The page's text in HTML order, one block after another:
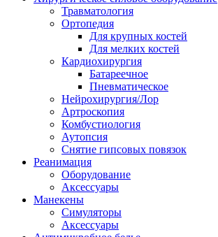
Травматология
Ортопедия
Для крупных костей
Для мелких костей
Кардиохирургия
Батареечное
Пневматическое
Нейрохирургия/Лор
Артроскопия
Комбустиология
Аутопсия
Снятие гипсовых повязок
Реанимация
Оборудование
Аксессуары
Манекены
Симуляторы
Аксессуары